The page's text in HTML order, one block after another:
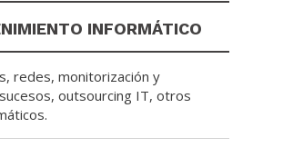
INFORMÁTICO
redes, monitorización y
outsourcing IT, otros